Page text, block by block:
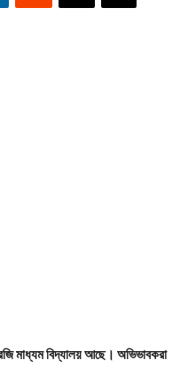
মাধ্যম বিদ্যালয় আছে। অভিভাবকরা